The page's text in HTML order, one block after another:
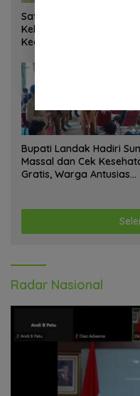
Satgas Yonif 645 GTY Pos
Kelila Laksanakan
Kegiatan Teritorial
Tokoh Adat dan Lurah
Bupati Landak Hadiri
Massal dan Cek
Gratis, Warga Antusias
Radar Nasional